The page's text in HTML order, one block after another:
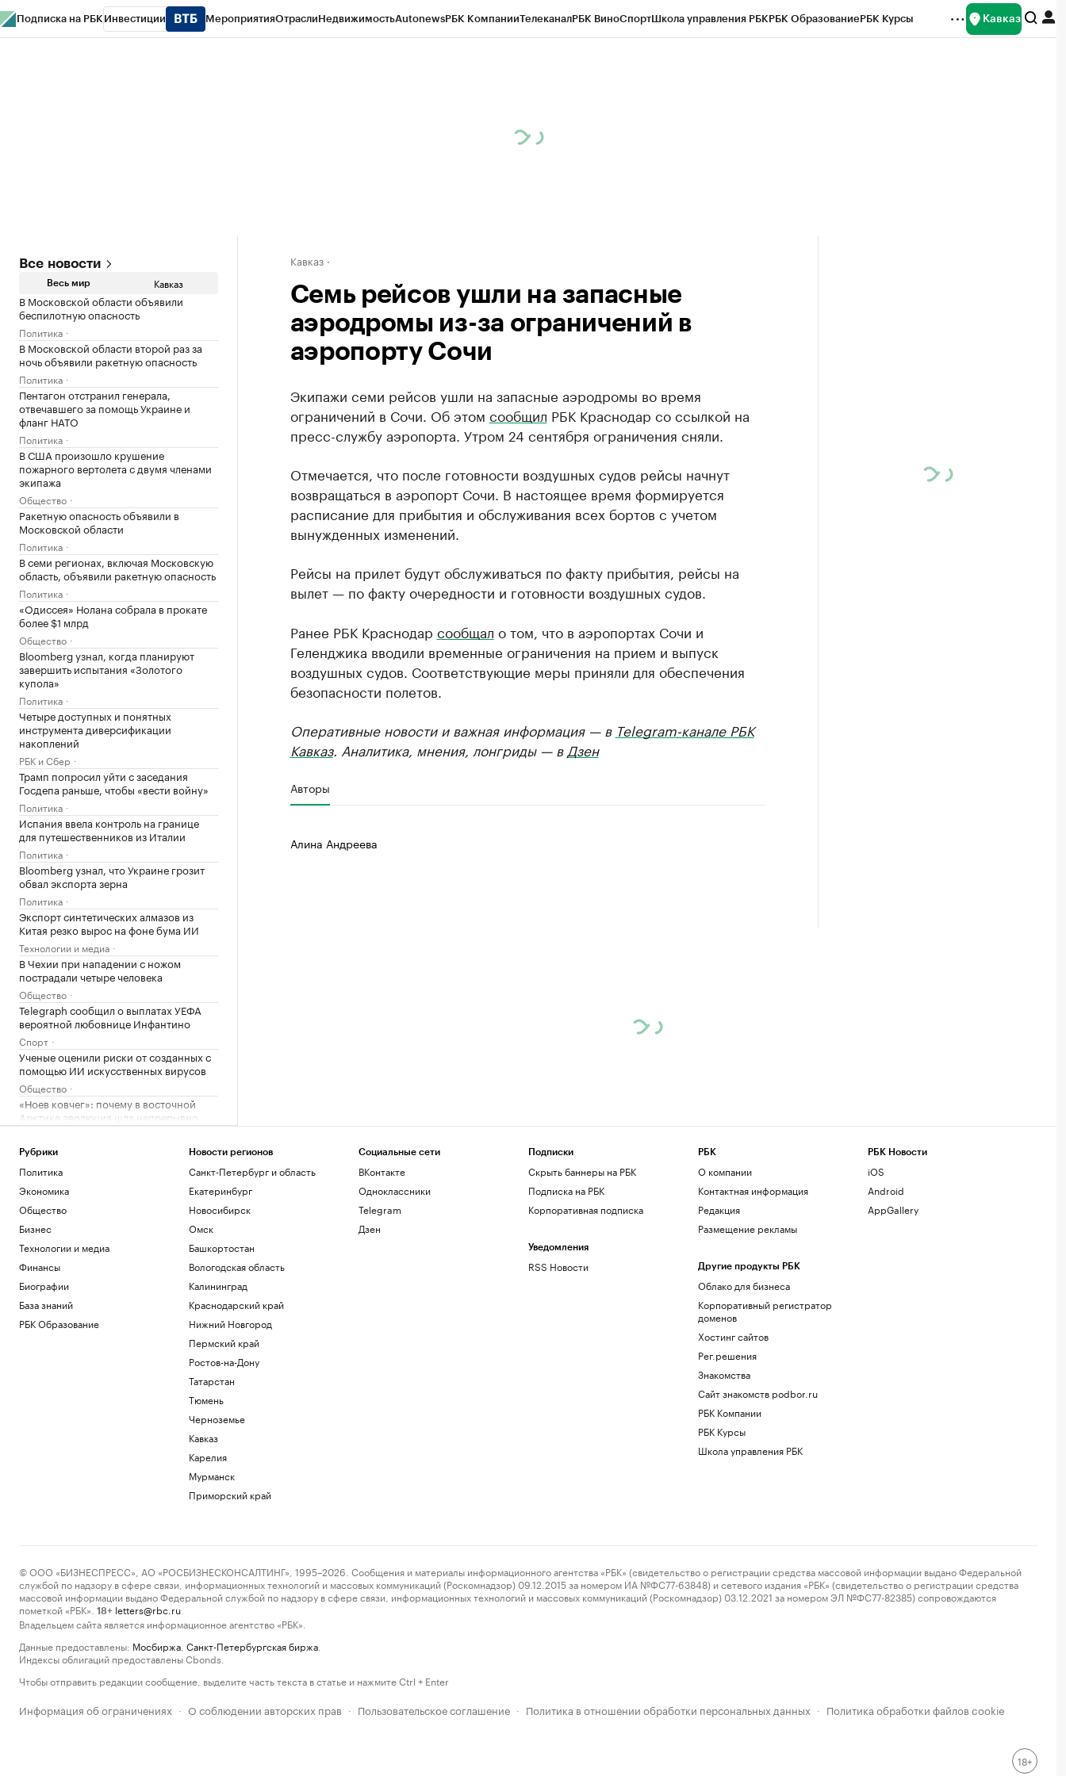
Подписка на РБК Инвестиции МероприятияОтраслиНедвижимостьAutonewsРБК КомпанииТелеканалРБК ВиноСпортШкола управления РБКРБК ОбразованиеРБК Курсы Кавказ
Все новости
Весь мир Кавказ
В Московской области объявили
беспилотную опасность
Политика
В Московской области второй раз за
ночь объявили ракетную опасность
Политика
Пентагон отстранил генерала,
отвечавшего за помощь Украине и
фланг НАТО
Политика
В США произошло крушение
пожарного вертолета с двумя членами
экипажа
Общество
Ракетную опасность объявили в
Московской области
Политика
В семи регионах, включая Московскую
область, объявили ракетную опасность
Политика
«Одиссея» Нолана собрала в прокате
более $1 млрд
Общество
Bloomberg узнал, когда планируют
завершить испытания «Золотого
купола»
Политика
Четыре доступных и понятных
инструмента диверсификации
накоплений
РБК и Сбер
Трамп попросил уйти с заседания
Госдепа раньше, чтобы «вести войну»
Политика
Испания ввела контроль на границе
для путешественников из Италии
Политика
Bloomberg узнал, что Украине грозит
обвал экспорта зерна
Политика
Экспорт синтетических алмазов из
Китая резко вырос на фоне бума ИИ
Технологии и медиа
В Чехии при нападении с ножом
пострадали четыре человека
Общество
Telegraph сообщил о выплатах УЕФА
вероятной любовнице Инфантино
Спорт
Ученые оценили риски от созданных с
помощью ИИ искусственных вирусов
Общество
«Ноев ковчег»: почему в восточной
Арктике эволюция шла непрерывно
Сооснователь Wikipedia назвал ее
Технологии и медиа
Зеленский встретился с президентом
Сербии Вучичем
Политика
Как устроены приватные террасы в
квартирах «Серии плюс»
РБК и ПИК Серия плюс
Кавказ
Семь рейсов ушли на запасные
аэродромы из-за ограничений в
аэропорту Сочи
Экипажи семи рейсов ушли на запасные аэродромы во время
ограничений в Сочи. Об этом сообщил РБК Краснодар со ссылкой на
пресс-службу аэропорта. Утром 24 сентября ограничения сняли.
Отмечается, что после готовности воздушных судов рейсы начнут
возвращаться в аэропорт Сочи. В настоящее время формируется
расписание для прибытия и обслуживания всех бортов с учетом
вынужденных изменений.
Рейсы на прилет будут обслуживаться по факту прибытия, рейсы на
вылет — по факту очередности и готовности воздушных судов.
Ранее РБК Краснодар сообщал о том, что в аэропортах Сочи и
Геленджика вводили временные ограничения на прием и выпуск
воздушных судов. Соответствующие меры приняли для обеспечения
безопасности полетов.
Оперативные новости и важная информация — в Telegram-канале РБК
Кавказ. Аналитика, мнения, лонгриды — в Дзен
Авторы
Алина Андреева
Рубрики
Политика
Экономика
Общество
Бизнес
Технологии и медиа
Финансы
Биографии
База знаний
РБК Образование
Новости регионов
Санкт-Петербург и область
Екатеринбург
Новосибирск
Омск
Башкортостан
Вологодская область
Калининград
Краснодарский край
Нижний Новгород
Пермский край
Ростов-на-Дону
Татарстан
Тюмень
Черноземье
Кавказ
Карелия
Мурманск
Приморский край
Социальные сети
ВКонтакте
Одноклассники
Telegram
Дзен
Подписки
Скрыть баннеры на РБК
Подписка на РБК
Корпоративная подписка
Уведомления
RSS Новости
РБК
О компании
Контактная информация
Редакция
Размещение рекламы
Другие продукты РБК
Облако для бизнеса
Корпоративный регистратор
доменов
Хостинг сайтов
Рег.решения
Знакомства
Сайт знакомств podbor.ru
РБК Компании
РБК Курсы
Школа управления РБК
РБК Новости
iOS
Android
AppGallery
© ООО «БИЗНЕСПРЕСС», АО «РОСБИЗНЕСКОНСАЛТИНГ», 1995–2026. Сообщения и материалы информационного агентства «РБК» (свидетельство о регистрации средства массовой информации выдано Федеральной
службой по надзору в сфере связи, информационных технологий и массовых коммуникаций (Роскомнадзор) 09.12.2015 за номером ИА №ФС77-63848) и сетевого издания «РБК» (свидетельство о регистрации средства
массовой информации выдано Федеральной службой по надзору в сфере связи, информационных технологий и массовых коммуникаций (Роскомнадзор) 03.12.2021 за номером ЭЛ №ФС77-82385) сопровождаются
пометкой «РБК».
18+ letters@rbc.ru
Владельцем сайта является информационное агентство «РБК».
Данные предоставлены: Мосбиржа Санкт-Петербургская биржа
Индексы облигаций предоставлены Cbonds.
Чтобы отправить редакции сообщение, выделите часть текста в статье и нажмите Ctrl + Enter
Информация об ограничениях · О соблюдении авторских прав · Пользовательское соглашение · Политика в отношении обработки персональных данных · Политика обработки файлов cookie
18+